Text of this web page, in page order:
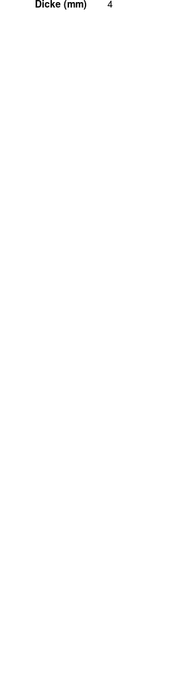
Dicke (mm)
4